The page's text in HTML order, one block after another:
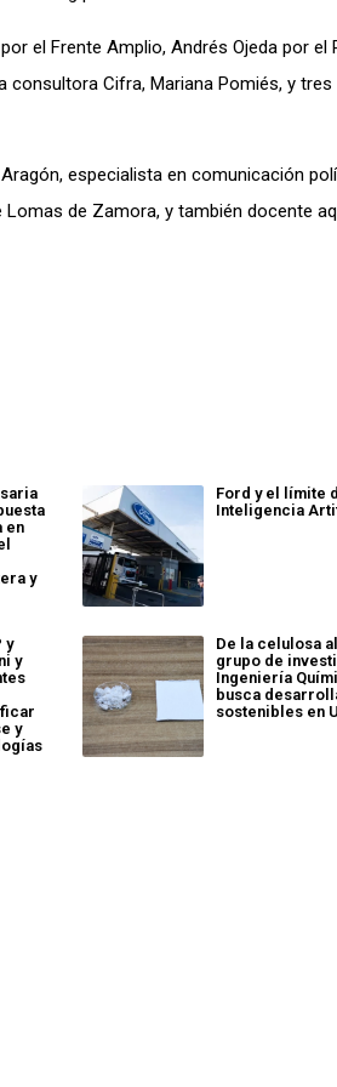
el Frente Amplio, Andrés Ojeda por el
consultora Cifra, Mariana Pomiés, y
especialista en comunicación
de Zamora, y también docente
en
y
Ford y el límite
Inteligencia
y
y
y
De la celulosa
grupo de
Ingeniería
busca
sostenibles en